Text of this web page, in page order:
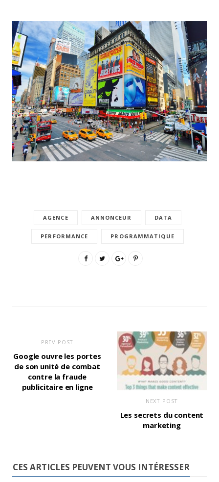
AGENCE ANNONCEUR DATA
PERFORMANCE PROGRAMMATIQUE
PREV POST
Google ouvre les portes
de son unité de combat
contre la fraude
publicitaire en ligne
NEXT POST
Les secrets du content
marketing
CES ARTICLES PEUVENT VOUS INTÉRESSER